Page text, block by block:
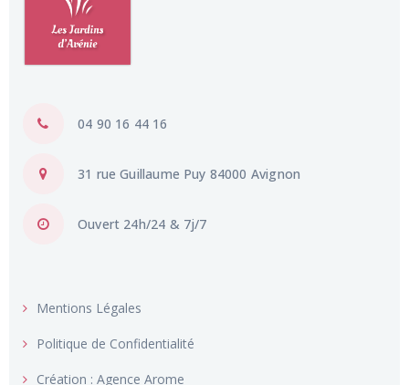
Politique de Confidentialité
Création : Agence Arome